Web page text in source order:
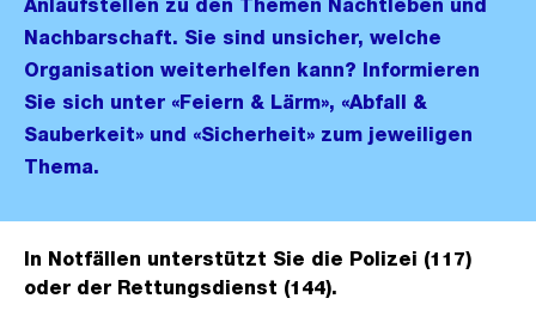
Anlaufstellen zu den Themen Nachtleben und
Nachbarschaft. Sie sind unsicher, welche
Organisation weiterhelfen kann? Informieren
Sie sich unter «Feiern & Lärm», «Abfall &
Sauberkeit» und «Sicherheit» zum jeweiligen
Thema.
In Notfällen unterstützt Sie die Polizei (117)
oder der Rettungsdienst (144).